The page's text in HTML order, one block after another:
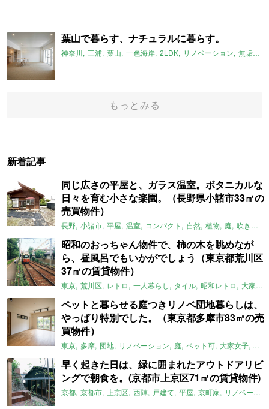
葉山で暮らす、ナチュラルに暮らす。
神奈川 三浦 葉山 一色海岸 2LDK リノベーション 無垢床
もっとみる
新着記事
同じ広さの平屋と、ガラス温室。ボタニカルな
日々を育む小さな楽園。（長野県小諸市33㎡の
売買物件）
長野 小諸市 平屋 温室 コンパクト 自然 植物 庭 吹き抜け
昭和のおっちゃん物件で、柿の木を眺めなが
ら、昼風呂でもいかがでしょう（東京都荒川区
37㎡の賃貸物件）
東京 荒川区 レトロ 一人暮らし タイル 昭和レトロ 大家女子
ペットと暮らせる庭つきリノベ団地暮らしは、
やっぱり特別でした。（東京都多摩市83㎡の売
買物件）
東京 多摩 団地 リノベーション 庭 ペット可 大家女子 団
早く起きた日は、緑に囲まれたアウトドアリビ
ングで朝食を。(京都市上京区71㎡の賃貸物件)
京都 京都市 上京区 西陣 戸建て 平屋 京町家 リノベーション